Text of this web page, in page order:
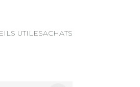
UTILESACHATS